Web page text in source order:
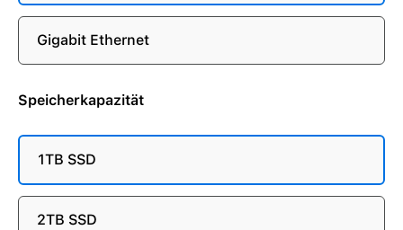
Gigabit Ethernet
Speicherkapazität
1TB SSD
2TB SSD